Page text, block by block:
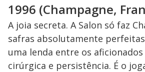
1996 (Champagne,
A joia secreta. A Salon só faz
safras absolutamente
uma lenda entre os aficionados
cirúrgica e persistência. É o